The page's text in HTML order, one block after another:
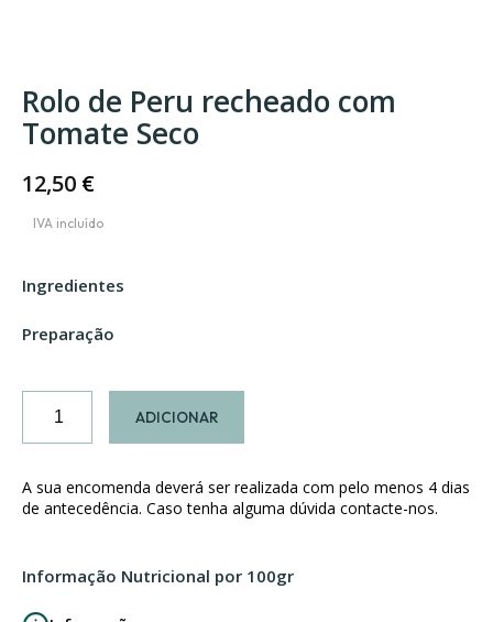
Rolo de Peru recheado com
Tomate Seco
12,50 €
Ingredientes
Preparação
de
Peru
Tomate
Seco
ADICIONAR
A sua encomenda deverá ser realizada com pelo menos 4 dias
de antecedência. Caso tenha alguma dúvida contacte-nos.
Informação Nutricional por 100gr